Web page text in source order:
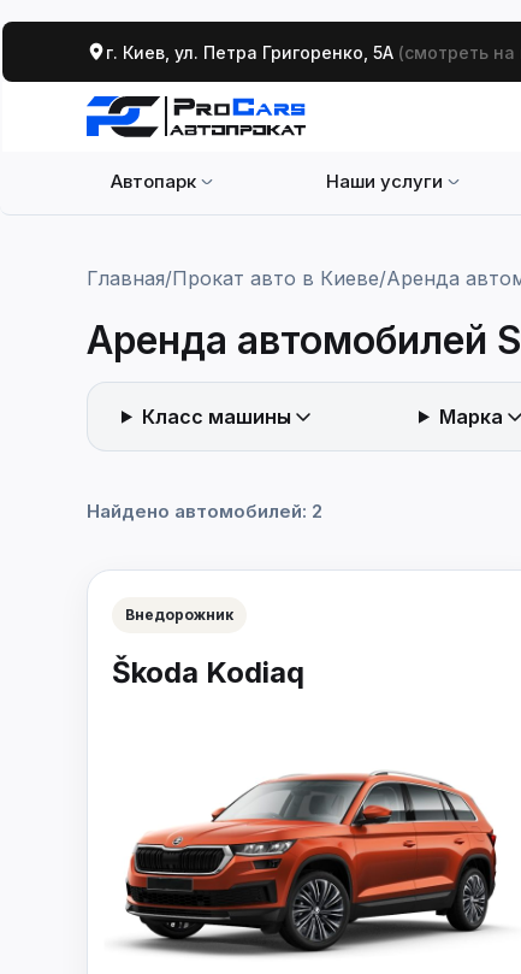
г. Киев, ул. Петра Григоренко, 5А (смотреть на
Автопарк Наши услуги
Главная/Прокат авто в Киеве/Аренда
Аренда автомобилей
Класс машины Марка
Найдено автомобилей: 2
Сортировка
Внедорожник
Škoda Kodiaq